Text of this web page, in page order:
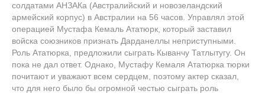
солдатами АНЗАКа (Австралийский и новозеландский
армейский корпус) в Австралии на 56 часов. Управлял этой
операцией Мустафа Кемаль Ататюрк, который заставил
войска союзников признать Дарданеллы неприступными.
Роль Ататюрка, предложили сыграть Кыванчу Татлытугу. Он
пока не дал ответ. Однако, Мустафу Кемаля Ататюрка тюрки
почитают и уважают всем сердцем, поэтому актер сказал,
что для него было бы огромной честью сыграть роль